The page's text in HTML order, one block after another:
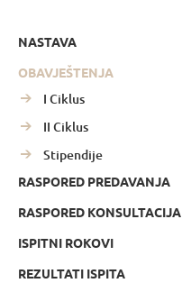
NASTAVA
OBAVJEŠTENJA
I Ciklus
II Ciklus
Stipendije
RASPORED PREDAVANJA
RASPORED KONSULTACIJA
ISPITNI ROKOVI
REZULTATI ISPITA